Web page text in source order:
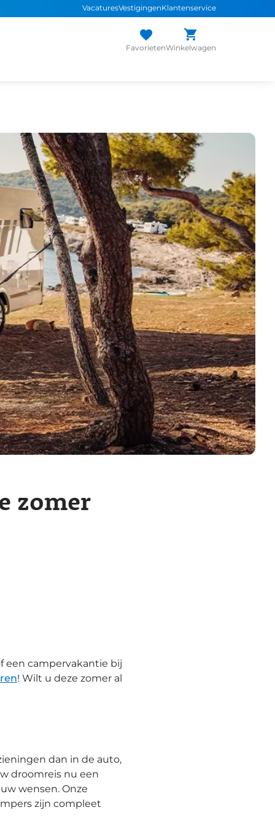
VacaturesVestigingenKlantenservice
FavorietenWinkelwagen
zomer
een campervakantie bij
! Wilt u deze zomer al
dan in de auto,
droomreis nu een
wensen. Onze
zijn compleet